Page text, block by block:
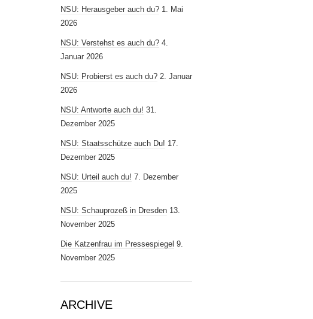
NSU: Herausgeber auch du? 1. Mai
2026
NSU: Verstehst es auch du? 4.
Januar 2026
NSU: Probierst es auch du? 2. Januar
2026
NSU: Antworte auch du! 31.
Dezember 2025
NSU: Staatsschütze auch Du! 17.
Dezember 2025
NSU: Urteil auch du! 7. Dezember
2025
NSU: Schauprozeß in Dresden 13.
November 2025
Die Katzenfrau im Pressespiegel 9.
November 2025
ARCHIVE